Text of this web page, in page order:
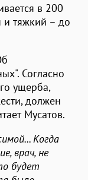
в 200
и тяжкий – до
Согласно
ущерба,
должен
Мусатов.
Когда
врач, не
будет